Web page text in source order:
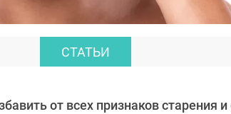
СТАТЬИ
от всех признаков старения и